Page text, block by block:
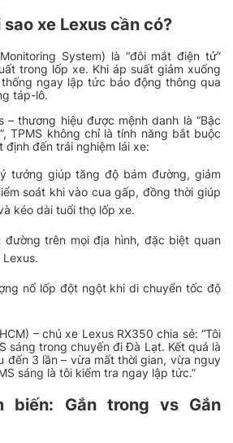
sao xe Lexus cần có?
System) là “đôi mắt điện tử”
trong lốp xe. Khi áp suất giảm xuống
ngay lập tức báo động thông qua
táp-lô.
– thương hiệu được mệnh danh là “Bậc
TPMS không chỉ là tính năng bắt buộc
định đến trải nghiệm lái xe:
tưởng giúp tăng độ bám đường, giảm
soát khi vào cua gấp, đồng thời giúp
kéo dài tuổi thọ lốp xe.
đường trên mọi địa hình, đặc biệt quan
nổ lốp đột ngột khi di chuyển tốc độ
– chủ xe Lexus RX350 chia sẻ: “Tôi
sáng trong chuyến đi Đà Lạt. Kết quả là
đến 3 lần – vừa mất thời gian, vừa nguy
sáng là tôi kiểm tra ngay lập tức.”
biến: Gắn trong vs Gắn